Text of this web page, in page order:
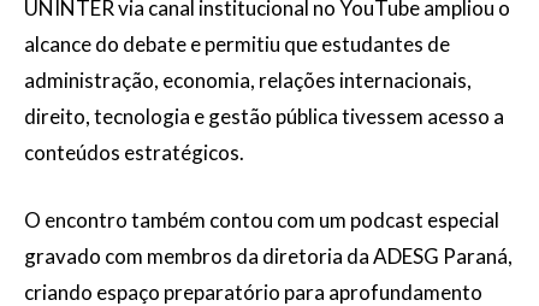
UNINTER via canal institucional no YouTube ampliou o
alcance do debate e permitiu que estudantes de
administração, economia, relações internacionais,
direito, tecnologia e gestão pública tivessem acesso a
conteúdos estratégicos.
O encontro também contou com um podcast especial
gravado com membros da diretoria da ADESG Paraná,
criando espaço preparatório para aprofundamento